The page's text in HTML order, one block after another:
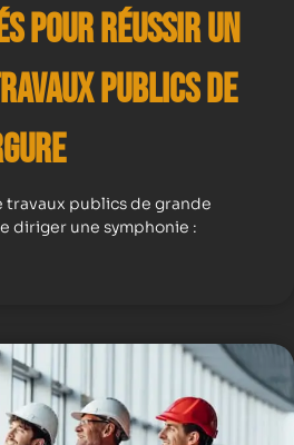
pour Réussir un
Publics de
travaux publics de grande
diriger une symphonie :